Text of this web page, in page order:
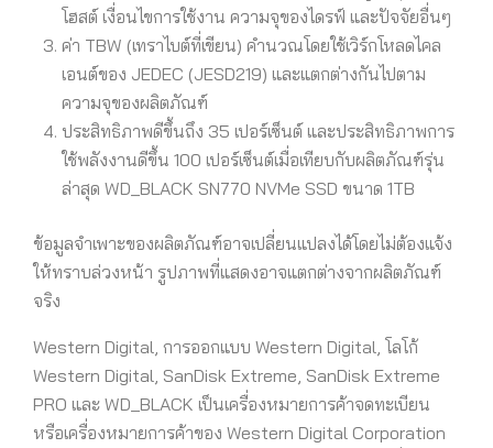
โฮสต์ เงื่อนไขการใช้งาน ความจุของไดรฟ์ และปัจจัยอื่นๆ
ค่า TBW (เทราไบต์ที่เขียน) คำนวณโดยใช้เวิร์กโหลดไคล
เอนต์ของ JEDEC (JESD219) และแตกต่างกันไปตาม
ความจุของผลิตภัณฑ์
ประสิทธิภาพดีขึ้นถึง 35 เปอร์เซ็นต์ และประสิทธิภาพการ
ใช้พลังงานดีขึ้น 100 เปอร์เซ็นต์เมื่อเทียบกับผลิตภัณฑ์รุ่น
ล่าสุด WD_BLACK SN770 NVMe SSD ขนาด 1TB
ข้อมูลจำเพาะของผลิตภัณฑ์อาจเปลี่ยนแปลงได้โดยไม่ต้องแจ้ง
ให้ทราบล่วงหน้า รูปภาพที่แสดงอาจแตกต่างจากผลิตภัณฑ์
จริง
Western Digital, การออกแบบ Western Digital, โลโก้
Western Digital, SanDisk Extreme, SanDisk Extreme
PRO และ WD_BLACK เป็นเครื่องหมายการค้าจดทะเบียน
หรือเครื่องหมายการค้าของ Western Digital Corporation